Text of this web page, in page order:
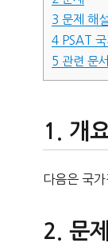
3 문제 해설
4 PSAT
5 관련 문서
개
다음은 국
문제